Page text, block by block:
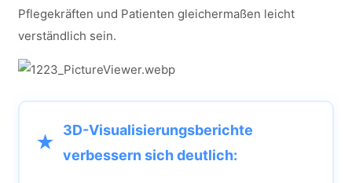
Pflegekräften und Patienten gleichermaßen leicht
verständlich sein.
3D-Visualisierungsberichte
verbessern sich deutlich: